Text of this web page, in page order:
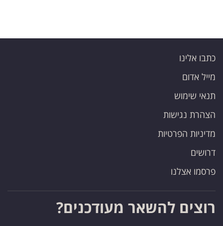
אחרינו:
כתבו אלינו
מייל אדום
תנאי שימוש
הצהרת נגישות
מדיניות הפרטיות
דרושים
פרסמו אצלנו
רוצים להשאר מעודכנים?